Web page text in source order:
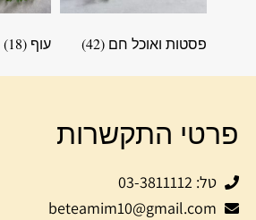
פסטות ואוכל חם (42) עוף (18)
פרטי התקשרות
טל: 03-3811112
beteamim10@gmail.com